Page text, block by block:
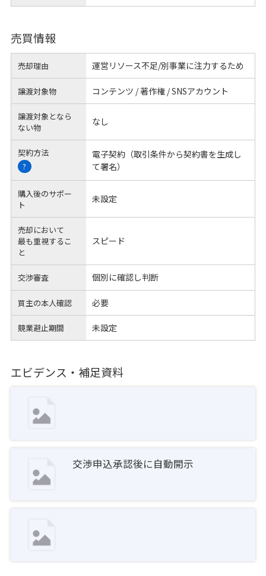
売買情報
売却理由 運営リソース不足/別事業に注力するため
譲渡対象物 コンテンツ / 著作権 / SNSアカウント
譲渡対象となら
ない物
なし
契約方法
?
電子契約（取引条件から契約書を生成し
て署名）
購入後のサポー
ト
未設定
売却において
最も重視するこ
と
スピード
交渉審査 個別に確認し判断
買主の本人確認 必要
競業避止期間 未設定
エビデンス・補足資料
交渉申込承認後に自動開示